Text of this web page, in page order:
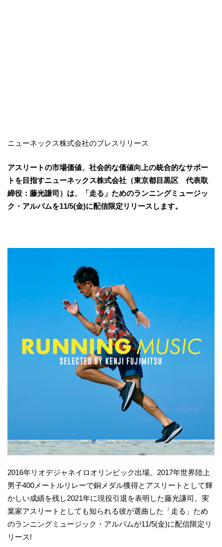
ニューネックス株式会社のプレスリリース
アスリートの市場価値、社会的な価値向上の統合的なサポー
トを目指すニューネックス株式会社（東京都目黒区 代表取
締役：藤光謙司）は、「走る」ためのランニングミュージッ
ク・アルバムを11/5(金)に配信限定リリースします。
2016年リオデジャネイロオリンピック出場。2017年世界陸上
男子400メートルリレーで銅メダル獲得とアスリートとして輝
かしい成績を残し2021年に現役引退を表明した藤光謙司。実
業家アスリートとしても知られる彼が選曲した「走る」ため
のランニングミュージック・アルバムが11/5(金)に配信限定リ
リース!